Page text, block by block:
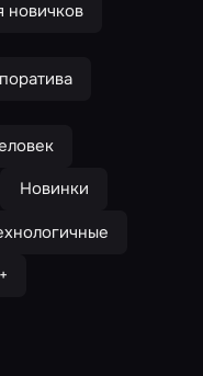
новичков
Новинки